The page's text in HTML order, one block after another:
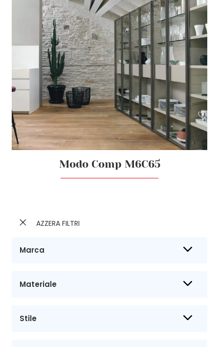
AZZERA FILTRI
Marca
Materiale
Stile
Modo Comp M6C65